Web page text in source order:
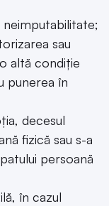
neimputabilitate;
sau
altă condiţie
punerea în
decesul
fizică sau s-a
persoană
în cazul